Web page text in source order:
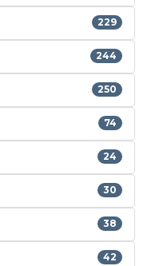
229
244
250
74
24
30
38
42